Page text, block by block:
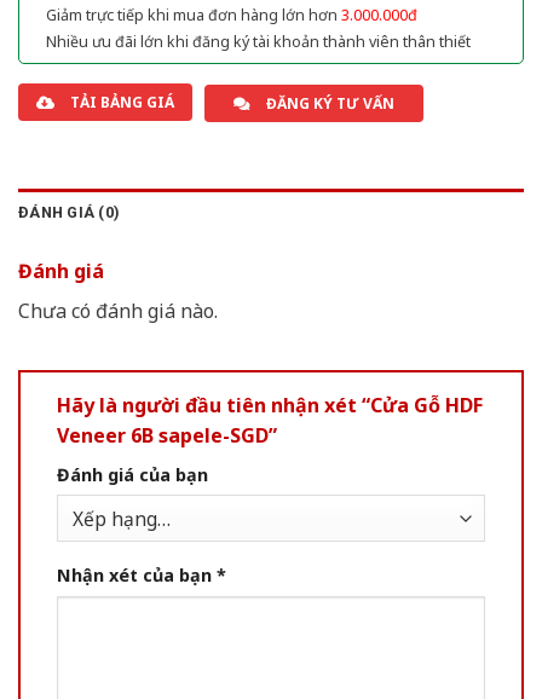
Giảm trực tiếp khi mua đơn hàng lớn hơn 3.000.000đ
Nhiều ưu đãi lớn khi đăng ký tài khoản thành viên thân thiết
TẢI BẢNG GIÁ ĐĂNG KÝ TƯ VẤN
ĐÁNH GIÁ (0)
Đánh giá
Chưa có đánh giá nào.
Hãy là người đầu tiên nhận xét “Cửa Gỗ HDF
Veneer 6B sapele-SGD”
Đánh giá của bạn
Nhận xét của bạn *